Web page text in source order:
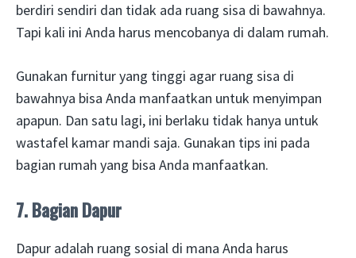
berdiri sendiri dan tidak ada ruang sisa di bawahnya.
Tapi kali ini Anda harus mencobanya di dalam rumah.
Gunakan furnitur yang tinggi agar ruang sisa di
bawahnya bisa Anda manfaatkan untuk menyimpan
apapun. Dan satu lagi, ini berlaku tidak hanya untuk
wastafel kamar mandi saja. Gunakan tips ini pada
bagian rumah yang bisa Anda manfaatkan.
7. Bagian Dapur
Dapur adalah ruang sosial di mana Anda harus